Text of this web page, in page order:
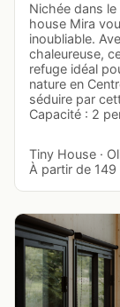
Nichée dans
house Mira
inoubliable.
chaleureuse,
refuge idéal
nature en
séduire par
Capacité : 2
Tiny House ·
À partir de